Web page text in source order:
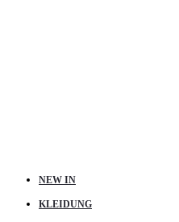
NEW IN
KLEIDUNG